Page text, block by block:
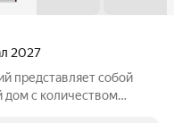
2027
представляет собой
с количеством